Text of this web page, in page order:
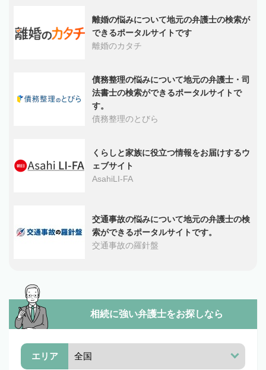
離婚の悩みについて地元の弁護士の検索が
できるポータルサイトです
離婚のカタチ
債務整理の悩みについて地元の弁護士・司
法書士の検索ができるポータルサイトで
す。
債務整理のとびら
くらしと家族に役立つ情報をお届けするウ
ェブサイト
AsahiLI-FA
交通事故の悩みについて地元の弁護士の検
索ができるポータルサイトです。
交通事故の羅針盤
相続に強い弁護士をお探しなら
エリア